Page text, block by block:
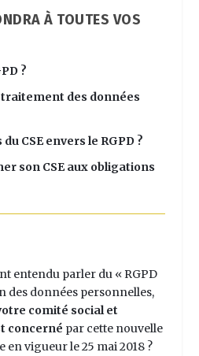
À TOUTES VOS
?
traitement des données
CSE envers le RGPD ?
son CSE aux obligations
entendu parler du « RGPD
des données personnelles,
comité social et
concerné par cette nouvelle
vigueur le 25 mai 2018 ?